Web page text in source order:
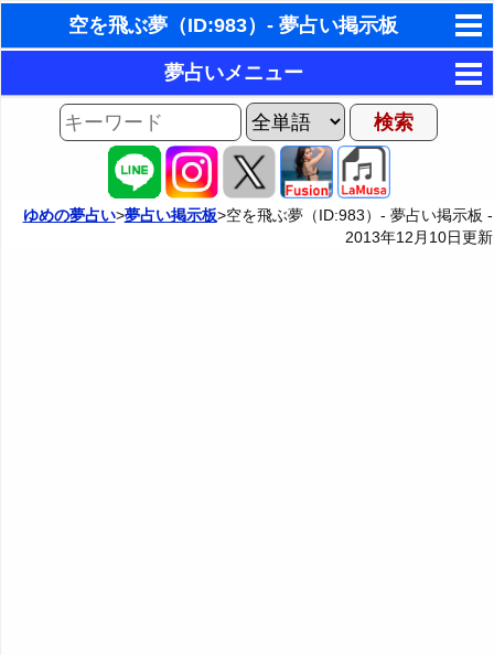
空を飛ぶ夢（ID:983）- 夢占い掲示板
東洋・西洋占星術
ホラリー占星術
手相占いで未来診断
タロットカードで無料占い
夢占いメニュー
AIゆめの夢占いチャット
夢占い掲示板
ゆめの夢占い>夢占い掲示板>空を飛ぶ夢（ID:983）- 夢占い掲示板 -
2013年12月10日更新